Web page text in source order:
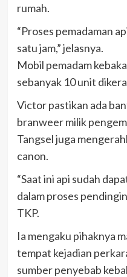
rumah.
“Proses pemadaman
satu jam,” jelasnya.
Mobil pemadam
sebanyak 10 unit
Victor pastikan ada
branweer milik
Tangsel juga
canon.
“Saat ini api sudah
dalam proses
TKP.
Ia mengaku pihaknya
tempat kejadian
sumber penyebab